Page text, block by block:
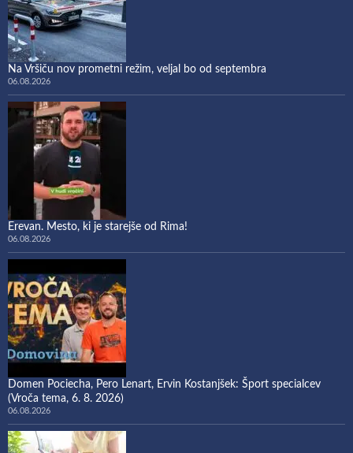
Na Vršiču nov prometni režim, veljal bo od septembra
06.08.2026
Erevan. Mesto, ki je starejše od Rima!
06.08.2026
Domen Pociecha, Pero Lenart, Ervin Kostanjšek: Šport specialcev
(Vroča tema, 6. 8. 2026)
06.08.2026